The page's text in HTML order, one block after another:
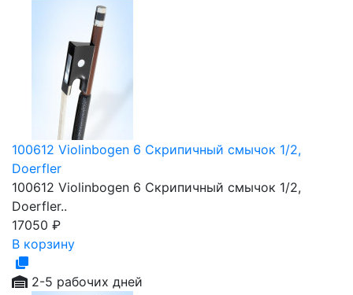
100612 Violinbogen 6 Скрипичный смычок 1/2,
Doerfler
100612 Violinbogen 6 Скрипичный смычок 1/2,
Doerfler..
17050 ₽
В корзину
2-5 рабочих дней